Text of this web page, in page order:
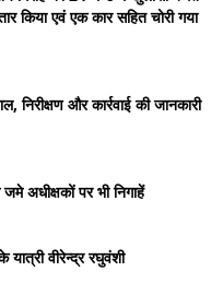
किया एवं एक कार सहित चोरी गया
निरीक्षण और कार्रवाई की जानकारी
अधीक्षकों पर भी निगाहें
वीरेन्द्र रघुवंशी